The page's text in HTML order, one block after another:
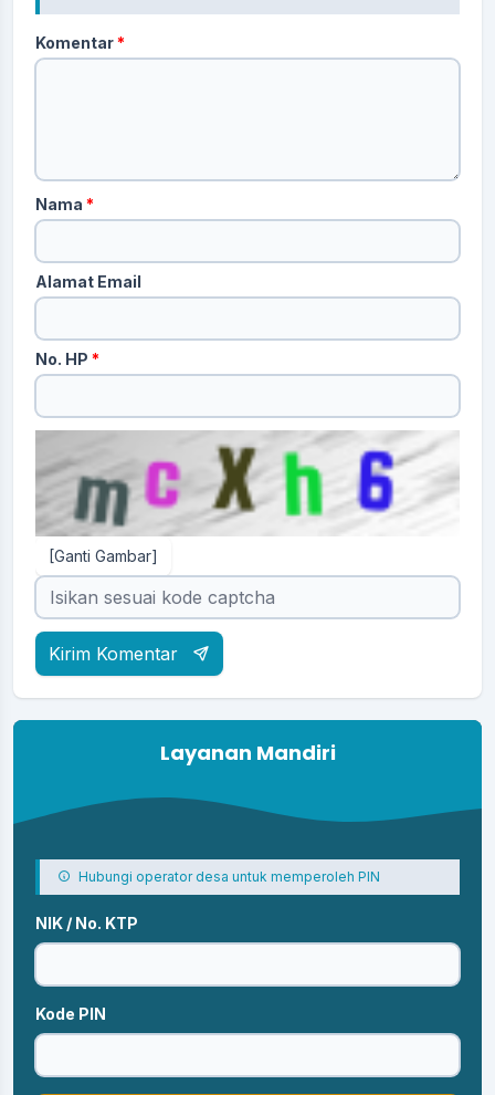
Komentar*
Nama *
Alamat Email
No. HP *
[Ganti Gambar]
Kirim Komentar
Layanan Mandiri
Hubungi operator desa untuk memperoleh PIN
NIK / No. KTP
Kode PIN